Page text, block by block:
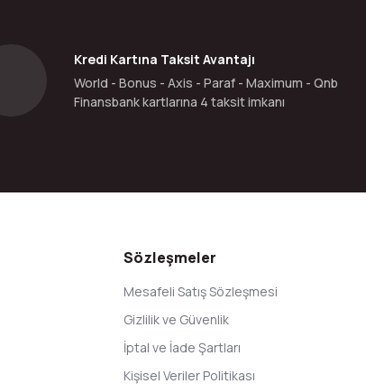
Kredi Kartına Taksit Avantajı
World - Bonus - Axis - Paraf - Maximum - Qnb
Finansbank kartlarına 4 taksit imkanı
Sözleşmeler
Mesafeli Satış Sözleşmesi
Gizlilik ve Güvenlik
İptal ve İade Şartları
Kişisel Veriler Politikası